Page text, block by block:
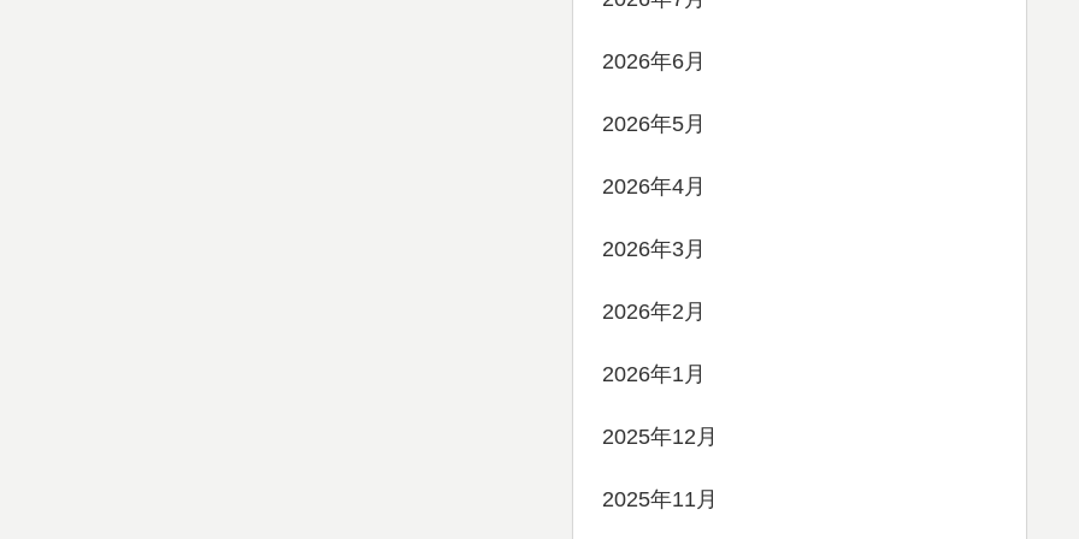
2026年6月
2026年5月
2026年4月
2026年3月
2026年2月
2026年1月
2025年12月
2025年11月